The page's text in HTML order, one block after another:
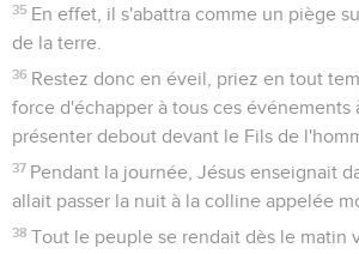
35 En effet, il s'abattra comme un piège
de la terre.
36 Restez donc en éveil, priez en tout
force d'échapper à tous ces événements
présenter debout devant le Fils de
37 Pendant la journée, Jésus enseignait
allait passer la nuit à la colline appelée
38 Tout le peuple se rendait dès le matin